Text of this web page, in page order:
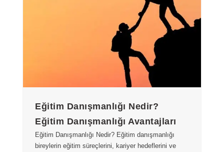
Eğitim Danışmanlığı Nedir?
Eğitim Danışmanlığı Avantajları
Eğitim Danışmanlığı Nedir? Eğitim danışmanlığı
bireylerin eğitim süreçlerini, kariyer hedeflerini ve